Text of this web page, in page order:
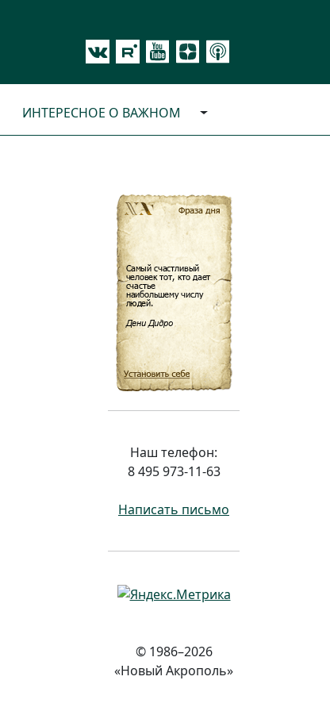
ИНТЕРЕСНОЕ О ВАЖНОМ
Наш телефон:
8 495 973-11-63
Написать письмо
© 1986–2026
«Новый Акрополь»